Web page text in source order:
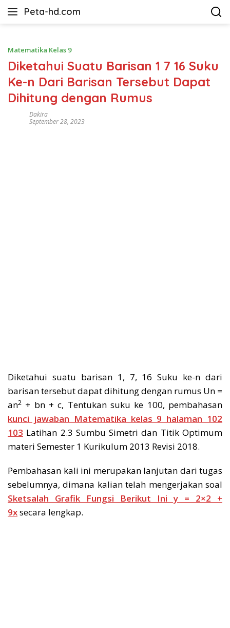
Peta-hd.com
Kumpulan
HD
Matematika Kelas 9
Diketahui Suatu Barisan 1 7 16 Suku
Ke-n Dari Barisan Tersebut Dapat
Dihitung dengan Rumus
Dakira
September 28, 2023
Diketahui suatu barisan 1, 7, 16 Suku ke-n dari
barisan tersebut dapat dihitung dengan rumus Un =
an2 + bn + c, Tentukan suku ke 100, pembahasan
kunci jawaban Matematika kelas 9 halaman 102
103 Latihan 2.3 Sumbu Simetri dan Titik Optimum
materi Semester 1 Kurikulum 2013 Revisi 2018.
Pembahasan kali ini merupakan lanjutan dari tugas
sebelumnya, dimana kalian telah mengerjakan soal
Sketsalah Grafik Fungsi Berikut Ini y = 2×2 +
9xsecara lengkap.